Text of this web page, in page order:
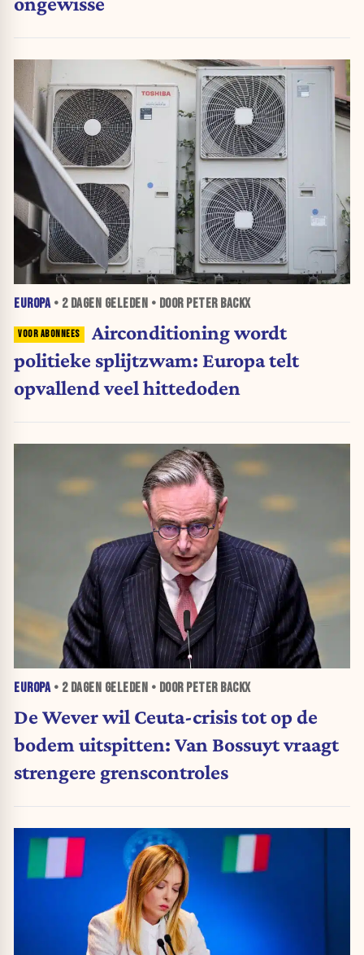
EUROPA• 2 DAGEN GELEDEN • DOOR PETER BACKX
Airconditioning wordt
politieke splijtzwam: Europa telt
opvallend veel hittedoden
EUROPA• 2 DAGEN GELEDEN • DOOR PETER BACKX
De Wever wil Ceuta-crisis tot op de
bodem uitspitten: Van Bossuyt vraagt
strengere grenscontroles